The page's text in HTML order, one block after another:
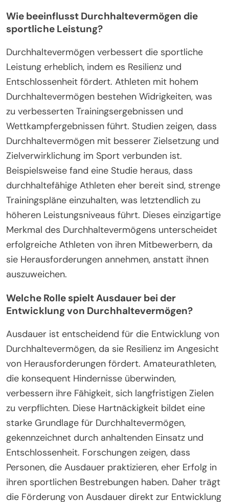
Wie beeinflusst Durchhaltevermögen die
sportliche Leistung?
Durchhaltevermögen verbessert die sportliche
Leistung erheblich, indem es Resilienz und
Entschlossenheit fördert. Athleten mit hohem
Durchhaltevermögen bestehen Widrigkeiten, was
zu verbesserten Trainingsergebnissen und
Wettkampfergebnissen führt. Studien zeigen, dass
Durchhaltevermögen mit besserer Zielsetzung und
Zielverwirklichung im Sport verbunden ist.
Beispielsweise fand eine Studie heraus, dass
durchhaltefähige Athleten eher bereit sind, strenge
Trainingspläne einzuhalten, was letztendlich zu
höheren Leistungsniveaus führt. Dieses einzigartige
Merkmal des Durchhaltevermögens unterscheidet
erfolgreiche Athleten von ihren Mitbewerbern, da
sie Herausforderungen annehmen, anstatt ihnen
auszuweichen.
Welche Rolle spielt Ausdauer bei der
Entwicklung von Durchhaltevermögen?
Ausdauer ist entscheidend für die Entwicklung von
Durchhaltevermögen, da sie Resilienz im Angesicht
von Herausforderungen fördert. Amateurathleten,
die konsequent Hindernisse überwinden,
verbessern ihre Fähigkeit, sich langfristigen Zielen
zu verpflichten. Diese Hartnäckigkeit bildet eine
starke Grundlage für Durchhaltevermögen,
gekennzeichnet durch anhaltenden Einsatz und
Entschlossenheit. Forschungen zeigen, dass
Personen, die Ausdauer praktizieren, eher Erfolg in
ihren sportlichen Bestrebungen haben. Daher trägt
die Förderung von Ausdauer direkt zur Entwicklung